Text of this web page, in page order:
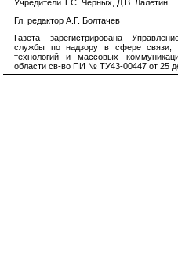
Учредители Т.С. Черных, Д.В. Лалетин
Гл. редактор А.Г. Болтачев
Газета зарегистрирована
службы по надзору в сфере связи,
технологий и массовых
области св-во ПИ № ТУ43-00447 от 25